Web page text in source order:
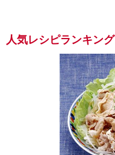
人気レシピランキング